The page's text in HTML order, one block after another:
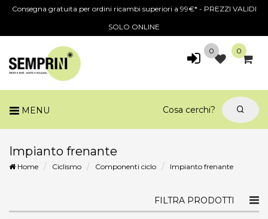
Consegna gratuita per ordini ricambi superiori a 99€* - PREZZI VALIDI
SOLO ONLINE
MENU
0 0
Impianto frenante
Home Ciclismo Componenti ciclo Impianto frenante
FILTRA PRODOTTI